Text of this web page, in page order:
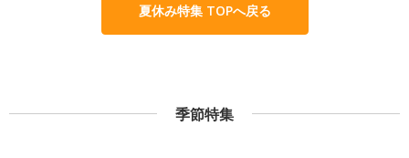
夏休み特集 TOPへ戻る
季節特集